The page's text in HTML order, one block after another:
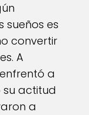
es
convertir
A
a
su actitud
a